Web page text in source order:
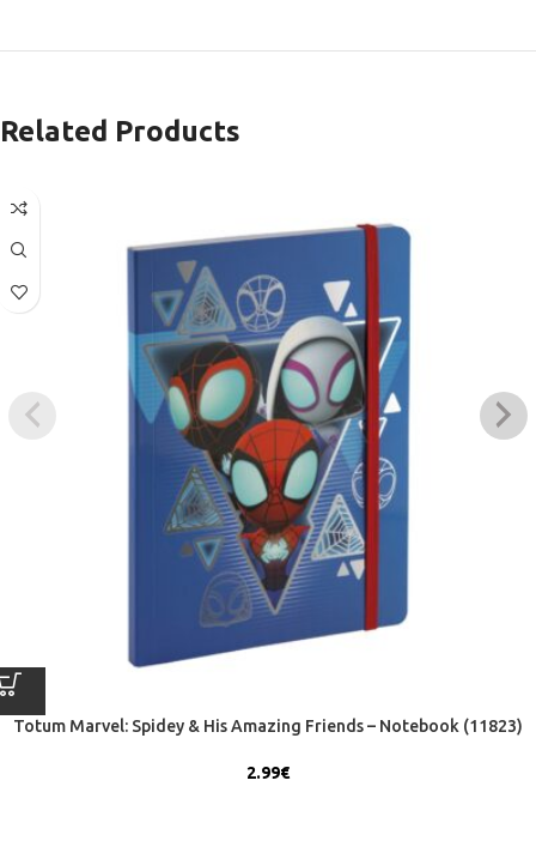
Related Products
Totum Marvel: Spidey & His Amazing Friends – Notebook (11823)
2.99€